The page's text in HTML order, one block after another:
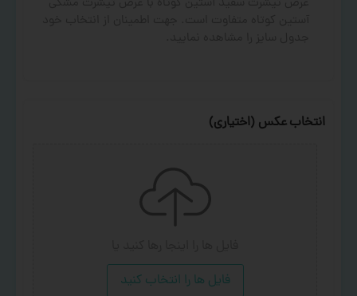
انتخاب عکس (اختیاری)
فایل ها را انتخاب کنید